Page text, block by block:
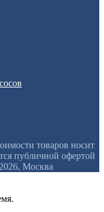
товаров носит
публичной офертой
Москва